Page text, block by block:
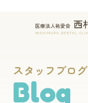
スタッフブログ
Blog